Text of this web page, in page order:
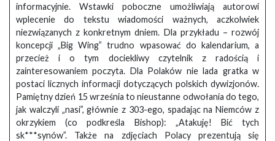
informacyjnie. Wstawki poboczne umożliwiają autorowi
wplecenie do tekstu wiadomości ważnych, aczkolwiek
niezwiązanych z konkretnym dniem. Dla przykładu – rozwój
koncepcji „Big Wing” trudno wpasować do kalendarium, a
przecież i o tym dociekliwy czytelnik z radością i
zainteresowaniem poczyta. Dla Polaków nie lada gratka w
postaci licznych informacji dotyczących polskich dywizjonów.
Pamiętny dzień 15 września to nieustanne odwołania do tego,
jak walczyli „nasi”, głównie z 303-ego, spadając na Niemców z
okrzykiem (co podkreśla Bishop): „Atakuję! Bić tych
sk***synów”. Także na zdjęciach Polacy prezentują się